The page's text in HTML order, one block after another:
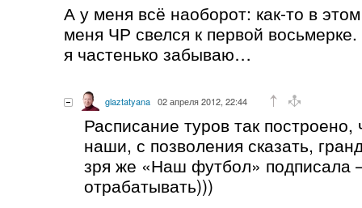
А у меня всё наоборот: как-то в
меня ЧР свелся к первой
я частенько забываю…
glaztatyana 02 апреля 2012, 22:44
Расписание туров так построено,
наши, с позволения сказать,
зря же «Наш футбол» подписала
отрабатывать)))